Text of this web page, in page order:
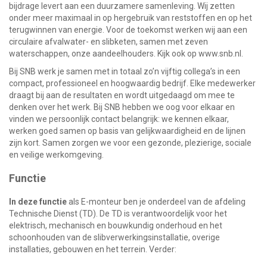
bijdrage levert aan een duurzamere samenleving. Wij zetten
onder meer maximaal in op hergebruik van reststoffen en op het
terugwinnen van energie. Voor de toekomst werken wij aan een
circulaire afvalwater- en slibketen, samen met zeven
waterschappen, onze aandeelhouders. Kijk ook op www.snb.nl.
Bij SNB werk je samen met in totaal zo’n vijftig collega’s in een
compact, professioneel en hoogwaardig bedrijf. Elke medewerker
draagt bij aan de resultaten en wordt uitgedaagd om mee te
denken over het werk. Bij SNB hebben we oog voor elkaar en
vinden we persoonlijk contact belangrijk: we kennen elkaar,
werken goed samen op basis van gelijkwaardigheid en de lijnen
zijn kort. Samen zorgen we voor een gezonde, plezierige, sociale
en veilige werkomgeving.
Functie
In deze functieals E-monteur ben je onderdeel van de afdeling
Technische Dienst (TD). De TD is verantwoordelijk voor het
elektrisch, mechanisch en bouwkundig onderhoud en het
schoonhouden van de slibverwerkingsinstallatie, overige
installaties, gebouwen en het terrein. Verder: